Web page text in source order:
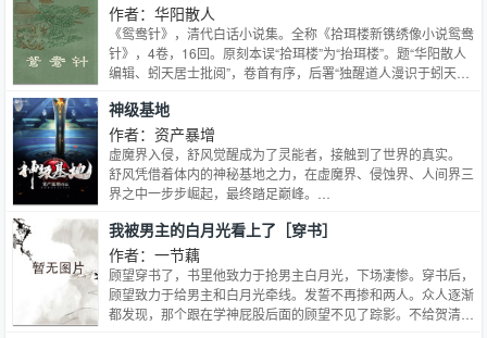
作者：华阳散人
《鸳鸯针》，清代白话小说集。全称《拾珥楼新镌绣像小说鸳鸯
针》，4卷，16回。原刻本误“拾珥楼”为“抬珥楼”。题“华阳散人
编辑、蚓天居士批阅”，卷首有序，后署“独醒道人漫识于蚓天
神级基地
作者：资产暴增
虚魔界入侵，舒风觉醒成为了灵能者，接触到了世界的真实。
舒风凭借着体内的神秘基地之力，在虚魔界、侵蚀界、人间界三
界之中一步步崛起，最终踏足巅峰。…
我被男主的白月光看上了［穿书］
作者：一节藕
顾望穿书了，书里他致力于抢男主白月光，下场凄惨。穿书后，
顾望致力于给男主和白月光牵线。发誓不再掺和两人。众人逐渐
都发现，那个跟在学神屁股后面的顾望不见了踪影。不给贺清桓